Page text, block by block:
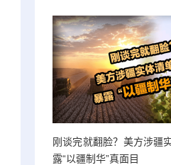
刚谈完就翻脸？美方涉疆
露“以疆制华”真面目